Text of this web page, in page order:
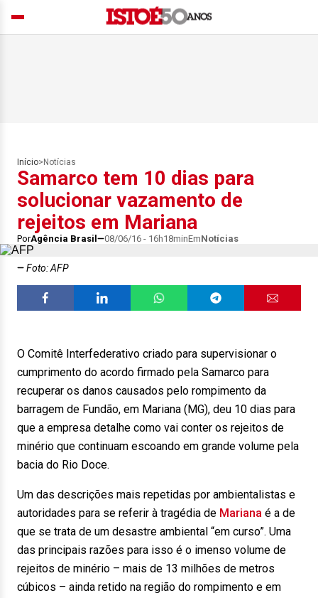
Início> Notícias
Samarco tem 10 dias para
solucionar vazamento de
rejeitos em Mariana
PorAgência Brasil 08/06/16 - 16h18minEmNotícias
Foto: AFP
O Comitê Interfederativo criado para supervisionar o
cumprimento do acordo firmado pela Samarco para
recuperar os danos causados pelo rompimento da
barragem de Fundão, em Mariana (MG), deu 10 dias para
que a empresa detalhe como vai conter os rejeitos de
minério que continuam escoando em grande volume pela
bacia do Rio Doce.
Um das descrições mais repetidas por ambientalistas e
autoridades para se referir à tragédia de Mariana é a de
que se trata de um desastre ambiental “em curso”. Uma
das principais razões para isso é o imenso volume de
rejeitos de minério – mais de 13 milhões de metros
cúbicos – ainda retido na região do rompimento e em